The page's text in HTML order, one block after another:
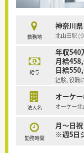
勤務地
神奈川
北山田駅 (
給与
年収540
月給
日給
経験、役職
法人名
オーケ
オーケー
勤務時間
月～日祝
※週5日